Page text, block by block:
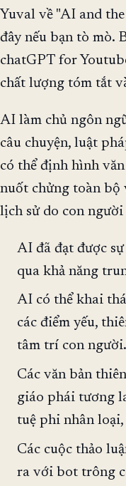
Yuval về "AI and
đây nếu bạn tò mò.
chatGPT for
chất lượng tóm tắt
AI làm chủ ngôn
câu chuyện, luật
có thể định hình
nuốt chửng toàn bộ
lịch sử do con
AI đã đạt được
qua khả năng
AI có thể khai
các điểm yếu,
tâm trí con người.
Các văn bản
giáo phái tương
tuệ phi nhân
Các cuộc thảo
ra với bot trông